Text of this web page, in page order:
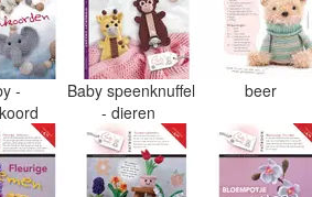
-
Baby speenknuffel
- dieren
beer